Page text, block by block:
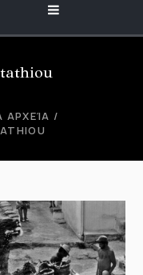
/